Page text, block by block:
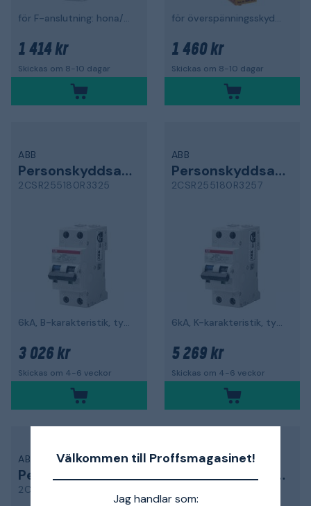
Välkommen till Proffsmagasinet!
Jag handlar som:
för F-anslutning: hona/hona
1 414 kr
Skickas om 8-10 dagar
för överspänningsskydd V25BC0
1 460 kr
Skickas om 8-10 dagar
ABB
Personskyddsautomat
2CSR255180R3325
6kA, B-karakteristik, typ A DS201
3 026 kr
Skickas om 4-6 veckor
ABB
Personskyddsautomat
2CSR255180R3257
6kA, K-karakteristik, typ A DS201
5 269 kr
Skickas om 4-6 veckor
ABB
Personskyddsautomat
2CSR255480R1064
ABB
Personskyddsautomat